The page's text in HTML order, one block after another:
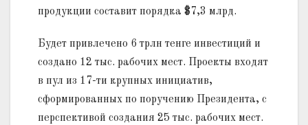
продукции составит порядка $7,3 млрд.
Будет привлечено 6 трлн тенге инвестиций и
создано 12 тыс. рабочих мест. Проекты входят
в пул из 17-ти крупных инициатив,
сформированных по поручению Президента, с
перспективой создания 25 тыс. рабочих мест.